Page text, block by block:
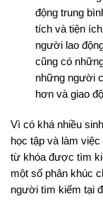
động trung
tích và tiện
người lao
cũng có
những người
hơn và giao
Vì có khá nhiều
học tập và làm
từ khóa được tìm
một số phân khúc
người tìm kiếm tại